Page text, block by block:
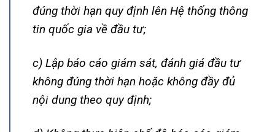
đúng thời hạn quy định lên Hệ thống thông
tin quốc gia về đầu tư;
c) Lập báo cáo giám sát, đánh giá đầu tư
không đúng thời hạn hoặc không đầy đủ
nội dung theo quy định;